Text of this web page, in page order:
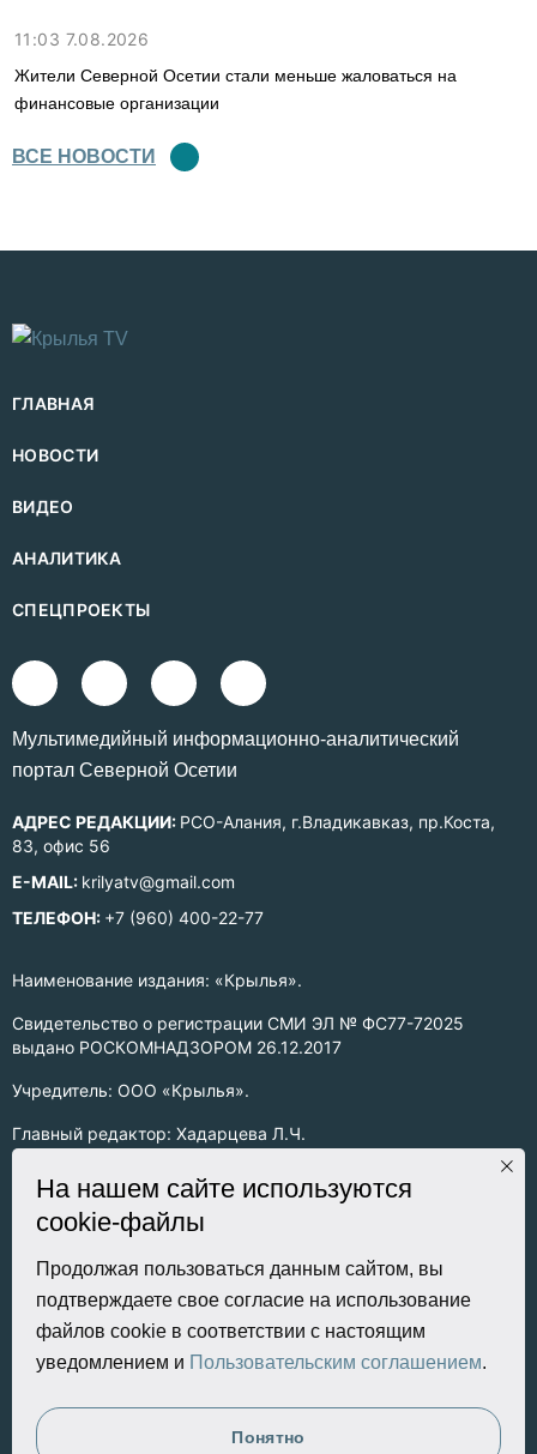
11:03 7.08.2026
Жители Северной Осетии стали меньше жаловаться на
финансовые организации
ВСЕ НОВОСТИ
Наименование издания: «Крылья».
Свидетельство о регистрации СМИ ЭЛ № ФС77-72025
выдано РОСКОМНАДЗОРОМ 26.12.2017
Учредитель: ООО «Крылья».
Главный редактор: Хадарцева Л.Ч.
Информация на сайте предназначена для лиц старше 16 лет.
Все права на любые материалы, опубликованные на сайте,
защищены в соответствии с российским законодательством
об интеллектуальной собственности. Любое использование
текстовых, фото, аудио и видеоматериалов возможно только
с согласия правообладателя (ООО «Крылья») и при строгом
наличии ссылки на ресурс. Для сетевых ресурсов –
гиперссылка.
Разработка сайта
ГЛАВНАЯ
НОВОСТИ
ВИДЕО
АНАЛИТИКА
СПЕЦПРОЕКТЫ
Mультимедийный информационно-аналитический
портал Северной Осетии
АДРЕС РЕДАКЦИИ: РСО-Алания, г.Владикавказ, пр.Коста,
83, офис 56
E-MAIL: krilyatv@gmail.com
ТЕЛЕФОН: +7 (960) 400-22-77
На нашем сайте используются
cookie-файлы
Продолжая пользоваться данным сайтом, вы
подтверждаете свое согласие на использование
файлов cookie в соответствии с настоящим
уведомлением и Пользовательским соглашением.
Понятно